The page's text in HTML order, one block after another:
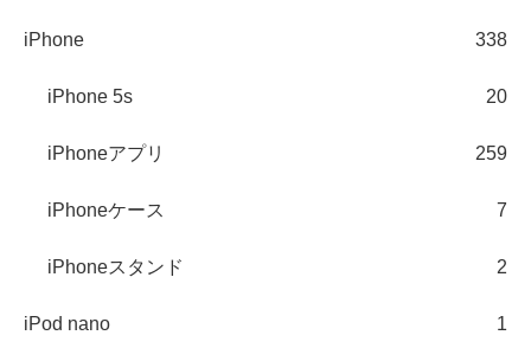
iPhone 338
iPhone 5s 20
iPhoneアプリ 259
iPhoneケース 7
iPhoneスタンド 2
iPod nano 1